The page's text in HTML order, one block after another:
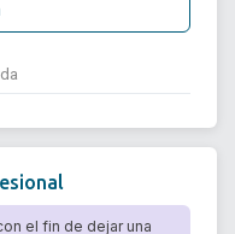
el fin de dejar una